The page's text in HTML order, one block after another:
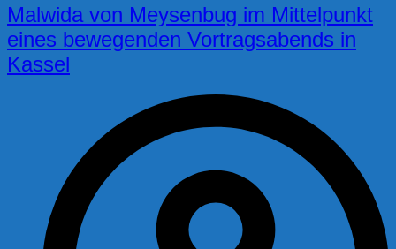
Malwida von Meysenbug im Mittelpunkt
eines bewegenden Vortragsabends in
Kassel